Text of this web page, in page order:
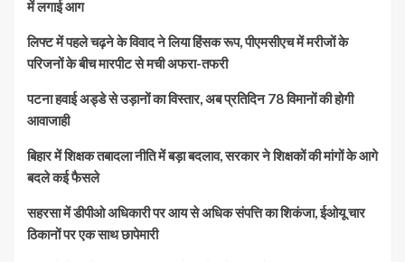
में लगाई आग
लिफ्ट में पहले चढ़ने के विवाद ने लिया हिंसक रूप, पीएमसीएच में मरीजों के
परिजनों के बीच मारपीट से मची अफरा-तफरी
पटना हवाई अड्डे से उड़ानों का विस्तार, अब प्रतिदिन 78 विमानों की होगी
आवाजाही
बिहार में शिक्षक तबादला नीति में बड़ा बदलाव, सरकार ने शिक्षकों की मांगों के आगे
बदले कई फैसले
सहरसा में डीपीओ अधिकारी पर आय से अधिक संपत्ति का शिकंजा, ईओयू चार
ठिकानों पर एक साथ छापेमारी